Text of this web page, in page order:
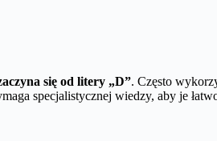
się od litery „D”. Często
specjalistycznej wiedzy, aby je